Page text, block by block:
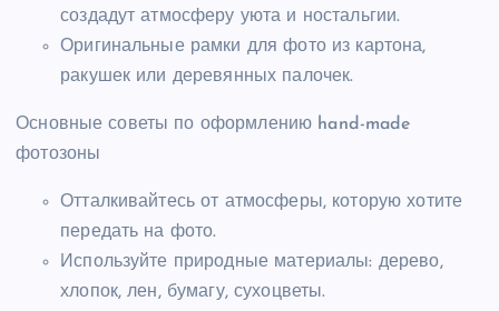
создадут атмосферу уюта и ностальгии.
Оригинальные рамки для фото из картона,
ракушек или деревянных палочек.
Основные советы по оформлению hand-made
фотозоны
Отталкивайтесь от атмосферы, которую хотите
передать на фото.
Используйте природные материалы: дерево,
хлопок, лен, бумагу, сухоцветы.